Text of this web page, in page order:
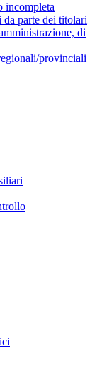
incompleta
parte dei titolari
di
provinciali